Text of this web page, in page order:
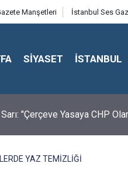
Manşetleri İstanbul Ses
SİYASET İSTANBUL
"Çerçeve Yasaya CHP
YAZ TEMİZLİĞİ